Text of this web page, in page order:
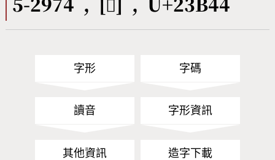
CNS查詢 Unicode查詢
5-2974 , [𣭄] , U+23B44
字形 字碼
讀音 字形資訊
其他資訊 造字下載